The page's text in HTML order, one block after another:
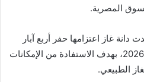
المصرية.
غاز اعتزامها حفر أربع آبار
إضافية في مصر قبل نهاية عام 2026، بهدف الاستفادة من الإمكانات
الطبيعي.